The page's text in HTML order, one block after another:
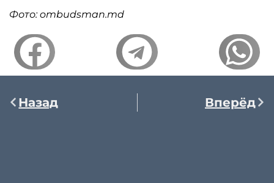
Фото: ombudsman.md
Назад Вперёд